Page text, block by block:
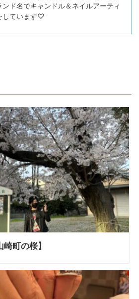
ンド名でキャンドル＆ネイルアーティ
しています♡
町の桜】